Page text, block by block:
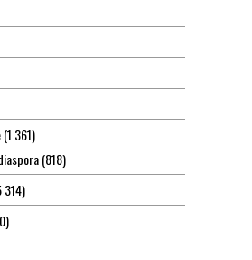
(1 361)
(818)
314)